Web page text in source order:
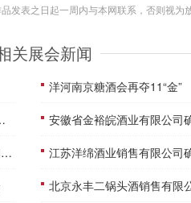
表之日起一周内与本网联系，否则视为
关展会新闻
洋河南京糖酒会再夺11“金”
安徽省金裕皖酒业有限公司确
江苏洋绵酒业销售有限公司确
北京永丰二锅头酒销售有限公司